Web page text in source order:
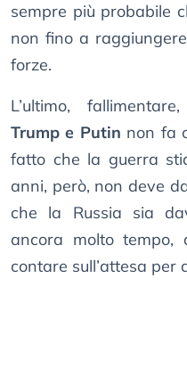
sempre più probabile
non fino a
forze.
L’ultimo,
Trump e Putin non fa
fatto che la guerra
anni, però, non deve
che la Russia sia
ancora molto tempo,
contare sull’attesa